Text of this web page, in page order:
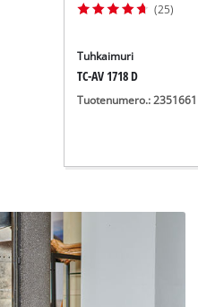
(25)
Tuhkaimuri
TC-AV 1718 D
Tuotenumero.: 2351661